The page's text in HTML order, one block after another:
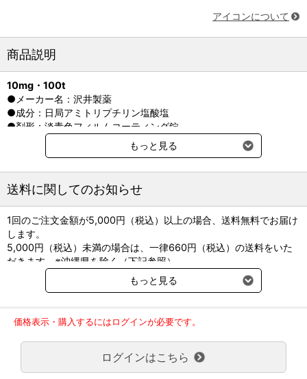
アイコンについて
商品説明
10mg・100t
●メーカー名：沢井製薬
●成分：日局アミトリプチリン塩酸塩
●剤形：淡青色フィルムコーティング錠
25mg・100t
●成分：日局アミトリプチリン塩酸塩
●剤形：黄緑色フィルムコーティング錠
もっと見る
送料に関してのお知らせ
1回のご注文金額が5,000円（税込）以上の場合、送料無料でお届け
します。
5,000円（税込）未満の場合は、一律660円（税込）の送料をいた
だきます。※沖縄県を除く（下記参照）
※2017年11月14日（火）より沖縄県へのお届けにつきましては、1
回のご注文金額（税込）が、30,000円以上で配送無料となります。
ご了承のほどよろしくお願い致します。
弊社都合でお届けが２回以上に分かれる場合の送料負担は、１回分
のみで新たな送料は発生しません。
大型商品送料が必要な商品をご注文の場合は、大型商品送料のみご
負担頂きます。
もっと見る
価格表示・購入するにはログインが必要です。
ログインはこちら